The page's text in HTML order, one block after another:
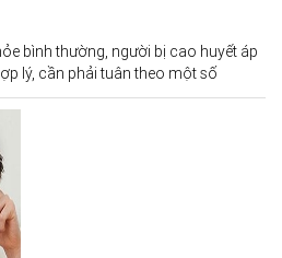
bình thường, người bị cao huyết áp
lý, cần phải tuân theo một số
đảm bảo cho quá trình điều trị bệnh.